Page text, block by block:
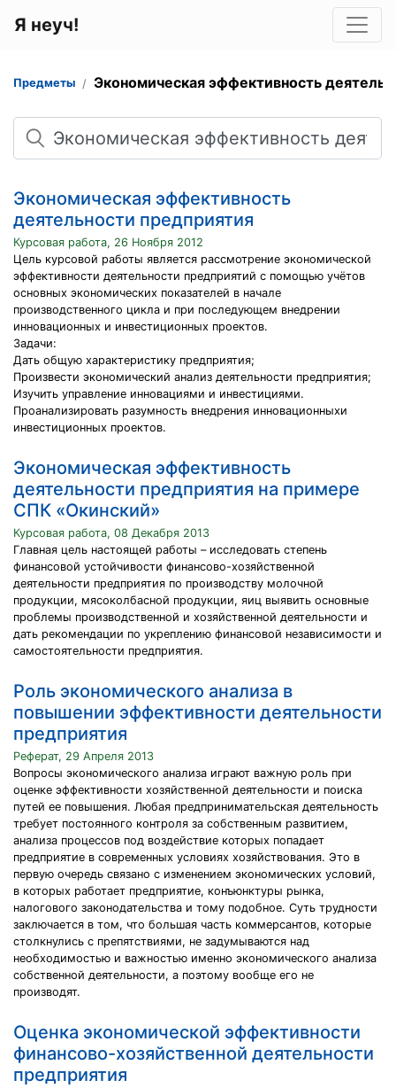
Я неуч!
Предметы Экономическая эффективность
Поиск
Экономическая эффективность
деятельности предприятия
Курсовая работа, 26 Ноября 2012
Цель курсовой работы является рассмотрение экономической
эффективности деятельности предприятий с помощью учётов
основных экономических показателей в начале
производственного цикла и при последующем внедрении
инновационных и инвестиционных проектов.
Задачи:
Дать общую характеристику предприятия;
Произвести экономический анализ деятельности предприятия;
Изучить управление инновациями и инвестициями.
Проанализировать разумность внедрения инновационныхи
инвестиционных проектов.
Экономическая эффективность
деятельности предприятия на примере
СПК «Окинский»
Курсовая работа, 08 Декабря 2013
Главная цель настоящей работы – исследовать степень
финансовой устойчивости финансово-хозяйственной
деятельности предприятия по производству молочной
продукции, мясоколбасной продукции, яиц выявить основные
проблемы производственной и хозяйственной деятельности и
дать рекомендации по укреплению финансовой независимости и
самостоятельности предприятия.
Роль экономического анализа в
повышении эффективности деятельности
предприятия
Реферат, 29 Апреля 2013
Вопросы экономического анализа играют важную роль при
оценке эффективности хозяйственной деятельности и поиска
путей ее повышения. Любая предпринимательская деятельность
требует постоянного контроля за собственным развитием,
анализа процессов под воздействие которых попадает
предприятие в современных условиях хозяйствования. Это в
первую очередь связано с изменением экономических условий,
в которых работает предприятие, конъюнктуры рынка,
налогового законодательства и тому подобное. Суть трудности
заключается в том, что большая часть коммерсантов, которые
столкнулись с препятствиями, не задумываются над
необходимостью и важностью именно экономического анализа
собственной деятельности, а поэтому вообще его не
производят.
Оценка экономической эффективности
финансово-хозяйственной деятельности
предприятия